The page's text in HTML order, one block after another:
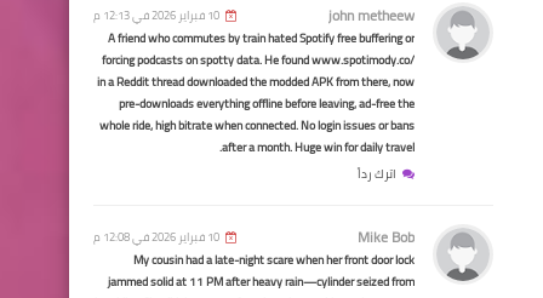
الرواتب
هام شرح بالتفصيل الية
احتساب الضرائب على اجمالي
john metheew 10 فبراير 2026 في 12:13 م
A friend who commutes by train hated Spotify free buffering or
forcing podcasts on spotty data. He found www.spotimody.co/
in a Reddit thread downloaded the modded APK from there, now
pre-downloads everything offline before leaving, ad-free the
whole ride, high bitrate when connected. No login issues or bans
after a month. Huge win for daily travel.
اترك رداً
Mike Bob 10 فبراير 2026 في 12:08 م
My cousin had a late-night scare when her front door lock
jammed solid at 11 PM after heavy rain—cylinder seized from